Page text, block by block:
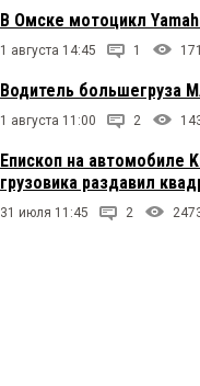
В Омске мотоцикл
1 августа 14:45 1
Водитель большегруза
1 августа 11:00 2
Епископ на автомобиле
грузовика раздавил
31 июля 11:45 2